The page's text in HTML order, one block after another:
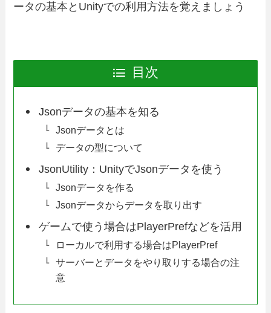
ータの基本とUnityでの利用方法を覚えましょう
目次
Jsonデータの基本を知る
Jsonデータとは
データの型について
JsonUtility：UnityでJsonデータを使う
Jsonデータを作る
Jsonデータからデータを取り出す
ゲームで使う場合はPlayerPrefなどを活用
ローカルで利用する場合はPlayerPref
サーバーとデータをやり取りする場合の注
意